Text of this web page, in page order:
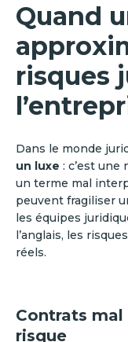
Quand
risques
Dans le monde
un luxe : c’est une
un terme mal
peuvent fragiliser
les équipes
l’anglais, les
réels.
Contrats
risque